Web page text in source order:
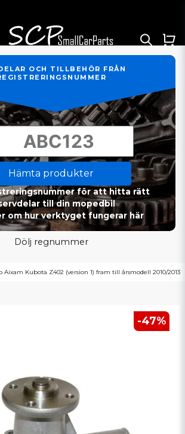
OCH TILLBEHÖR FRÅN
Hämta produkter
för att hitta rätt
till din mopedbil
om hur verktyget fungerar här
Dölj regnummer
Kubota Z402 (version 1) fram till årsmodell 2010/2013
-47%